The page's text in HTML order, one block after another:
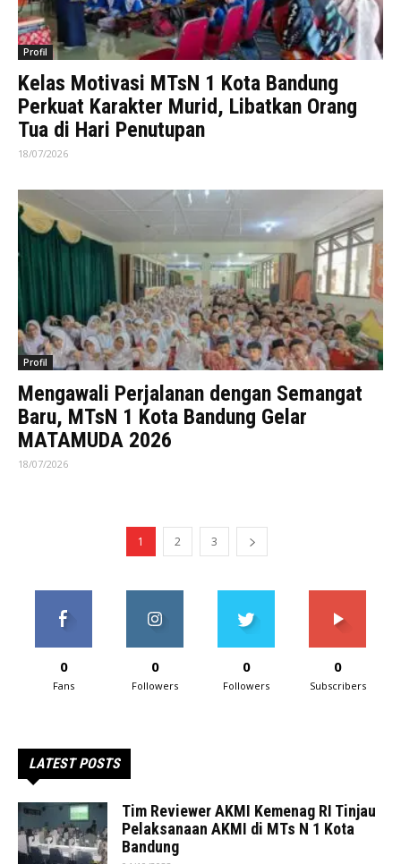
Profil
Kelas Motivasi MTsN 1 Kota Bandung
Perkuat Karakter Murid, Libatkan Orang
Tua di Hari Penutupan
18/07/2026
Profil
Mengawali Perjalanan dengan Semangat
Baru, MTsN 1 Kota Bandung Gelar
MATAMUDA 2026
18/07/2026
1 2 3
0
Fans
0
Followers
0
Followers
0
Subscribers
LATEST POSTS
Tim Reviewer AKMI Kemenag RI Tinjau
Pelaksanaan AKMI di MTs N 1 Kota
Bandung